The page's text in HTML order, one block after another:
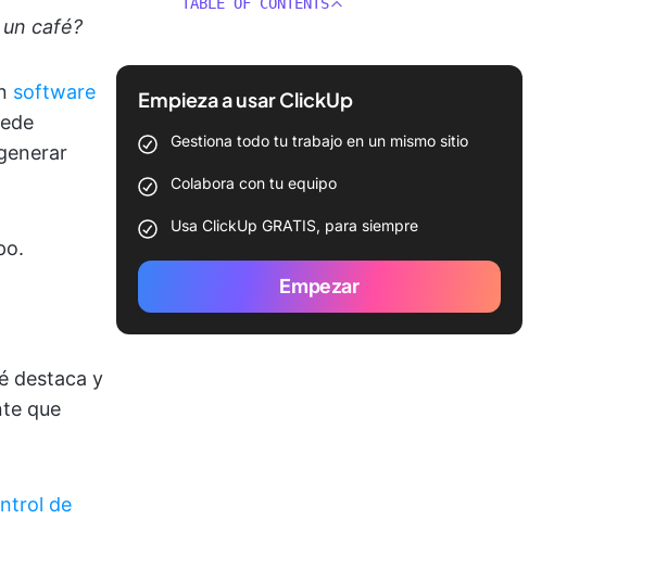
café?
software
destaca y
que
de
Empieza a usar ClickUp
Gestiona todo tu trabajo en un mismo sitio
Colabora con tu equipo
Usa ClickUp GRATIS, para siempre
Empezar